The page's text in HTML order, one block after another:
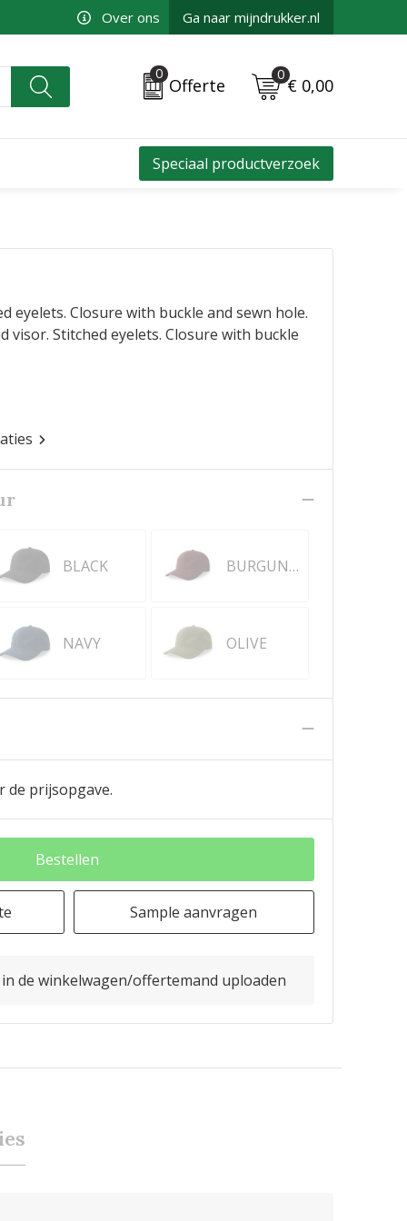
Over ons Ga naar mijndrukker.nl
0
Offerte
0
€ 0,00
Speciaal productverzoek
eyelets. Closure with buckle and sewn hole.
visor. Stitched eyelets. Closure with buckle
BLACK BURGUNDY
NAVY OLIVE
de prijsopgave.
Bestellen
Sample aanvragen
de winkelwagen/offertemand uploaden